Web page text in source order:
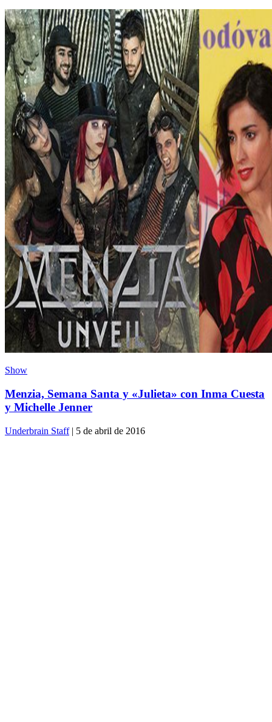
Show
Menzia, Semana Santa y «Julieta» con Inma Cuesta
y Michelle Jenner
Underbrain Staff| 5 de abril de 2016